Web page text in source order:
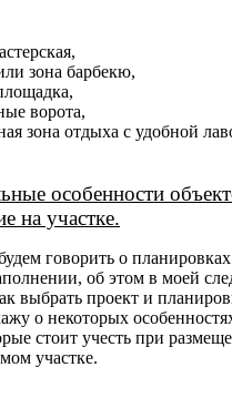
зона барбекю,
ворота,
зона отдыха с удобной
особенности
на участке.
говорить о
об этом в моей
выбрать проект и
о некоторых
стоит учесть при
участке.